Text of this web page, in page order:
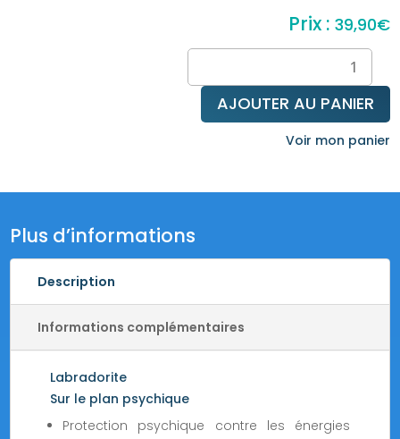
39,90€
quantité
Bague
lotus
AJOUTER AU PANIER
Voir mon panier
Plus d’informations
Description
Informations complémentaires
Labradorite
Sur le plan psychique
Protection psychique contre les énergies